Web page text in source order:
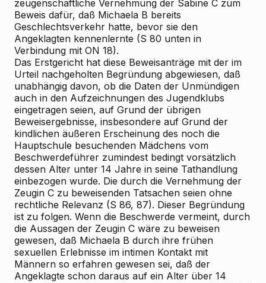
zeugenschaftliche Vernehmung der Sabine C zum
Beweis dafür, daß Michaela B bereits
Geschlechtsverkehr hatte, bevor sie den
Angeklagten kennenlernte (S 80 unten in
Verbindung mit ON 18).
Das Erstgericht hat diese Beweisanträge mit der im
Urteil nachgeholten Begründung abgewiesen, daß
unabhängig davon, ob die Daten der Unmündigen
auch in den Aufzeichnungen des Jugendklubs
eingetragen seien, auf Grund der übrigen
Beweisergebnisse, insbesondere auf Grund der
kindlichen äußeren Erscheinung des noch die
Hauptschule besuchenden Mädchens vom
Beschwerdeführer zumindest bedingt vorsätzlich
dessen Alter unter 14 Jahre in seine Tathandlung
einbezogen wurde. Die durch die Vernehmung der
Zeugin C zu beweisenden Tatsachen seien ohne
rechtliche Relevanz (S 86, 87). Dieser Begründung
ist zu folgen. Wenn die Beschwerde vermeint, durch
die Aussagen der Zeugin C wäre zu beweisen
gewesen, daß Michaela B durch ihre frühen
sexuellen Erlebnisse im intimen Kontakt mit
Männern so erfahren gewesen sei, daß der
Angeklagte schon daraus auf ein Alter über 14